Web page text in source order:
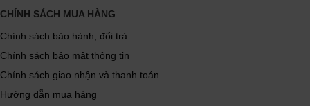
CHÍNH SÁCH MUA HÀNG
Chính sách bảo hành, đổi trả
Chính sách bảo mật thông tin
Chính sách giao nhận và thanh toán
Hướng dẫn mua hàng